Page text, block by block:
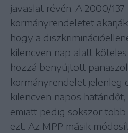
javaslat révén. A 2000/
kormányrendeletet
hogy a
kilencven nap alatt
hozzá benyújtott
kormányrendelet jelenleg
kilencven napos határidőt,
emiatt pedig sokszor
ezt. Az MPP másik